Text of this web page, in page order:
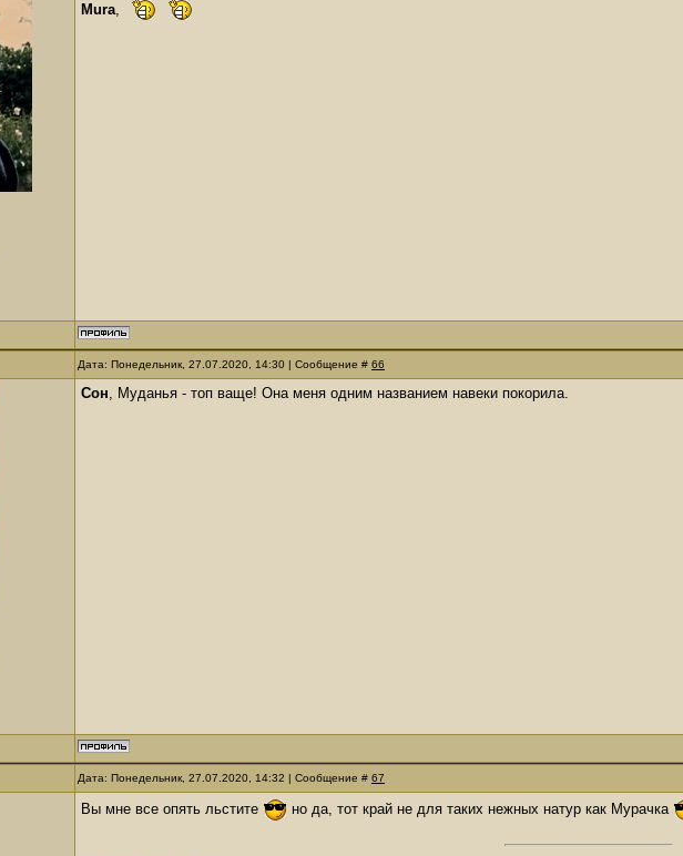
Mura,
Дата: Понедельник, 27.07.2020, 14:30 | Сообщение # 66
Сон, Муданья - топ ваще! Она меня одним названием навеки покорила.
Дата: Понедельник, 27.07.2020, 14:32 | Сообщение # 67
Вы мне все опять льстите но да, тот край не для таких нежных натур как Мурачка